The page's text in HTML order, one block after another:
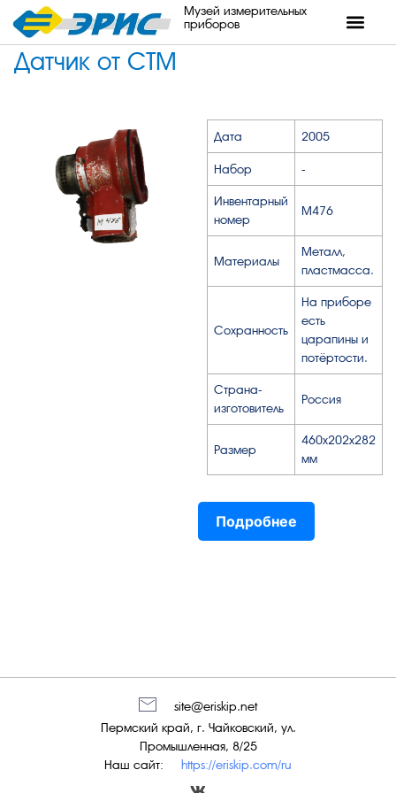
Музей измерительных
приборов
Датчик от СТМ
Дата 2005
Набор -
Инвентарный
номер
М476
Материалы
Металл,
пластмасса.
Сохранность
На приборе
есть
царапины и
потёртости.
Страна-
изготовитель
Россия
Размер
460x202x282
мм
Подробнее
Наш сайт: https://eriskip.com/ru
Пермский край, г. Чайковский, ул.
Промышленная, 8/25
site@eriskip.net